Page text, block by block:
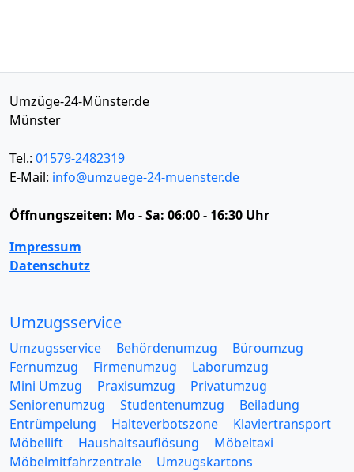
Umzüge-24-Münster.de
Münster
Tel.: 01579-2482319
E-Mail: info@umzuege-24-muenster.de
Öffnungszeiten: Mo - Sa: 06:00 - 16:30 Uhr
Impressum
Datenschutz
Umzugsservice
Umzugsservice Behördenumzug
Büroumzug
Fernumzug
Firmenumzug
Laborumzug
Mini Umzug
Praxisumzug
Privatumzug
Seniorenumzug
Studentenumzug
Beiladung
Entrümpelung
Halteverbotszone
Klaviertransport
Möbellift
Haushaltsauflösung
Möbeltaxi
Möbelmitfahrzentrale
Umzugskartons